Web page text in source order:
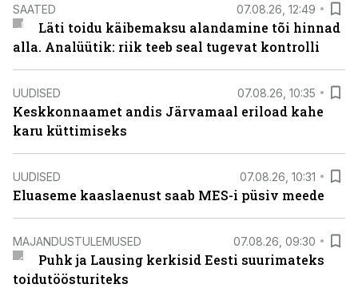
SAATED 07.08.26, 12:49
Läti toidu käibemaksu alandamine tõi hinnad
alla. Analüütik: riik teeb seal tugevat kontrolli
UUDISED 07.08.26, 10:35
Keskkonnaamet andis Järvamaal eriload kahe
karu küttimiseks
UUDISED 07.08.26, 10:31
Eluaseme kaaslaenust saab MES-i püsiv meede
MAJANDUSTULEMUSED 07.08.26, 09:30
Puhk ja Lausing kerkisid Eesti suurimateks
toidutöösturiteks